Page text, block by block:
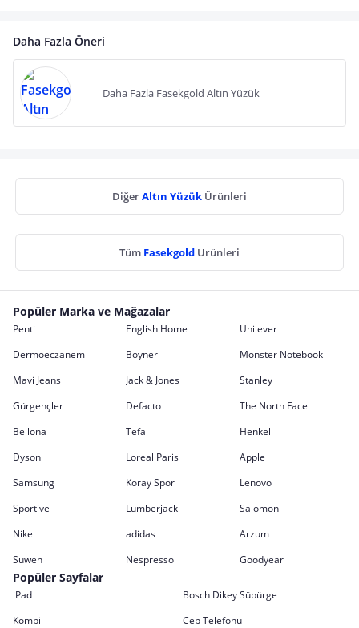
Daha Fazla Öneri
Daha Fazla Fasekgold Altın Yüzük
DiğerAltın Yüzük Ürünleri
Tüm Fasekgold Ürünleri
Popüler Marka ve Mağazalar
Penti English Home
Unilever
Dermoeczanem
Boyner
Monster Notebook
Mavi Jeans
Jack & Jones
Stanley
Gürgençler
Defacto
The North Face
Bellona
Tefal
Henkel
Dyson
Loreal Paris
Apple
Samsung
Koray Spor
Lenovo
Sportive
Lumberjack
Salomon
Nike
adidas
Arzum
Suwen
Nespresso Goodyear
Popüler Sayfalar
iPad
Bosch Dikey Süpürge
Kombi
Cep Telefonu